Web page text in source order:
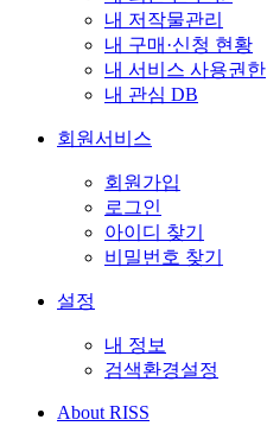
내 저작물관리
내 구매·신청 현황
내 서비스 사용권한
내 관심 DB
회원서비스
회원가입
로그인
아이디 찾기
비밀번호 찾기
설정
내 정보
검색환경설정
About RISS